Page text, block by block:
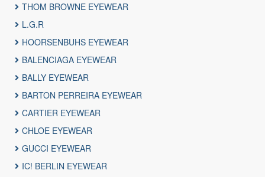
THOM BROWNE EYEWEAR
L.G.R
HOORSENBUHS EYEWEAR
BALENCIAGA EYEWEAR
BALLY EYEWEAR
BARTON PERREIRA EYEWEAR
CARTIER EYEWEAR
CHLOE EYEWEAR
GUCCI EYEWEAR
IC! BERLIN EYEWEAR